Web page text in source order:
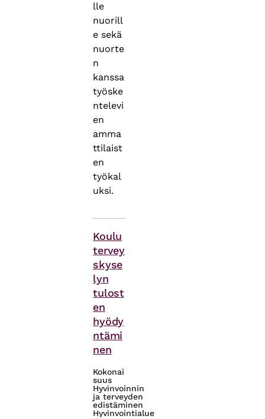
lle
nuorill
e sekä
nuorte
n
kanssa
työske
ntelevi
en
amma
ttilaist
en
työkal
uksi.
Koulu
tervey
skyse
lyn
tulost
en
hyödy
ntämi
nen
Kokonai
suus
Hyvinvoinnin
ja terveyden
edistäminen
Hyvinvointialue